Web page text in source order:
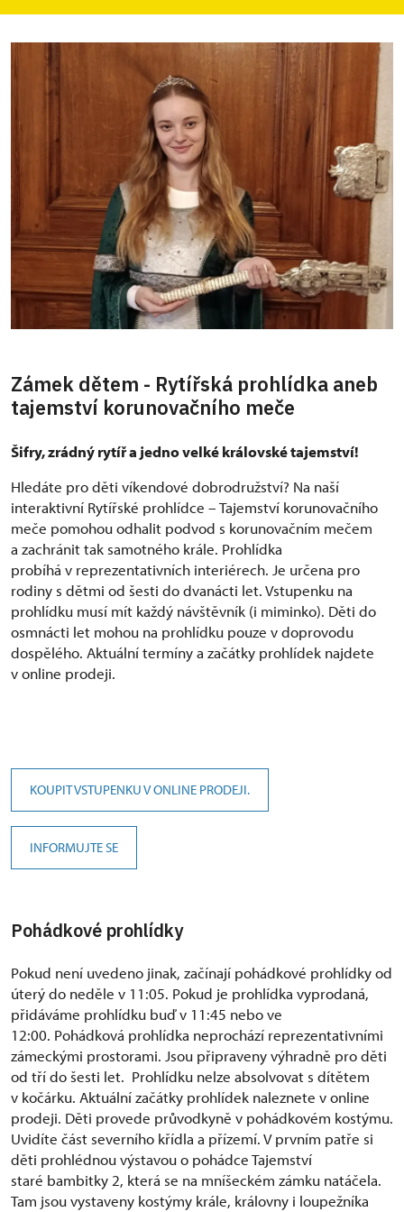
Zámek dětem - Rytířská prohlídka aneb
tajemství korunovačního meče
Šifry, zrádný rytíř a jedno velké královské tajemství!
Hledáte pro děti víkendové dobrodružství? Na naší
interaktivní Rytířské prohlídce – Tajemství korunovačního
meče pomohou odhalit podvod s korunovačním mečem
a zachránit tak samotného krále. Prohlídka
probíhá v reprezentativních interiérech. Je určena pro
rodiny s dětmi od šesti do dvanácti let. Vstupenku na
prohlídku musí mít každý návštěvník (i miminko). Děti do
osmnácti let mohou na prohlídku pouze v doprovodu
dospělého. Aktuální termíny a začátky prohlídek najdete
v online prodeji.
KOUPIT VSTUPENKU V ONLINE PRODEJI.
INFORMUJTE SE
Pohádkové prohlídky
Pokud není uvedeno jinak, začínají pohádkové prohlídky od
úterý do neděle v 11:05. Pokud je prohlídka vyprodaná,
přidáváme prohlídku buď v 11:45 nebo ve
12:00. Pohádková prohlídka neprochází reprezentativními
zámeckými prostorami. Jsou připraveny výhradně pro děti
od tří do šesti let. Prohlídku nelze absolvovat s dítětem
v kočárku. Aktuální začátky prohlídek naleznete v online
prodeji. Děti provede průvodkyně v pohádkovém kostýmu.
Uvidíte část severního křídla a přízemí. V prvním patře si
děti prohlédnou výstavou o pohádce Tajemství
staré bambitky 2, která se na mníšeckém zámku natáčela.
Tam jsou vystaveny kostýmy krále, královny i loupežníka